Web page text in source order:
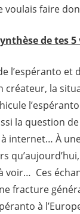
voulais faire
de tes
l’espéranto
créateur, la
la question
internet… À
voir… Ces
fracture
à